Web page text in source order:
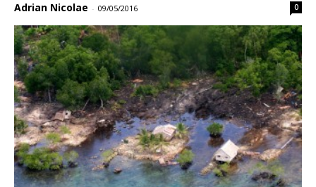
Adrian Nicolae - 09/05/2016 0